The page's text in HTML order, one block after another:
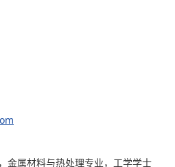
金属材料与热处理专业，工学学士